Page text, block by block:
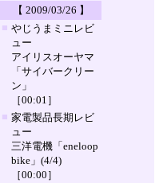
【 2009/03/26 】
■ やじうまミニレビ
ュー
アイリスオーヤマ
「サイバークリー
ン」
［00:01］
■ 家電製品長期レビ
ュー
三洋電機「eneloop
bike」(4/4)
［00:00］